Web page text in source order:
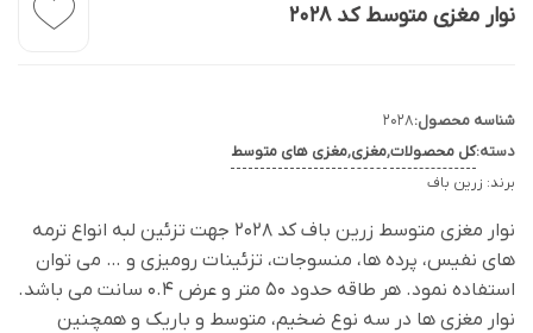
نوار مغزی متوسط کد 2028
شناسه محصول:2028
دسته:کل محصولات,مغزی,مغزی های متوسط
برند: زرین باف
نوار مغزی متوسط زرین باف کد 2028 جهت تزئین لبه انواع ترمه
های نفیس، پرده ها، منسوجات، تزئینات رومیزی و … می توان
استفاده نمود. هر طاقه حدود 50 متر و عرض 0.4 سانت می باشد.
نوار مغزی ها در سه نوع ضخیم، متوسط و باریک و همچنین